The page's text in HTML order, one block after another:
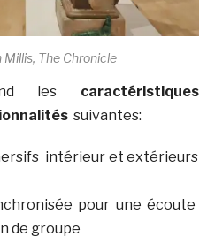
Millis, The Chronicle
les caractéristiques
suivantes:
intérieur et extérieurs
pour une écoute
de groupe